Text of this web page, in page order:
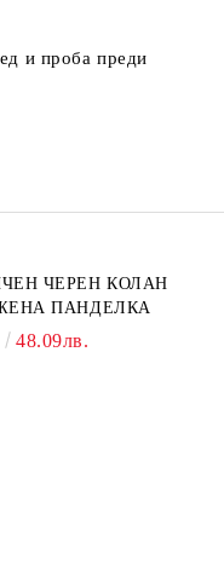
и проба преди
ЧЕРЕН КОЛАН
ПАНДЕЛКА
48.09лв.